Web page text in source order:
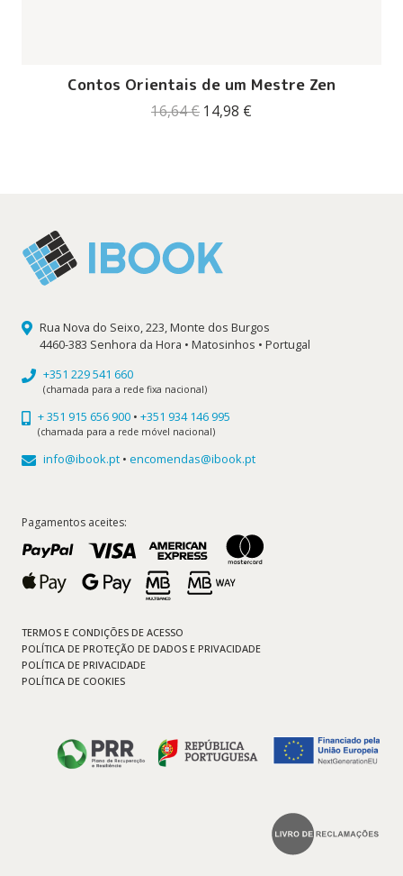
Contos Orientais de um Mestre Zen
16,64€ O
14,98 €
Rua Nova do Seixo, 223, Monte dos Burgos
4460-383 Senhora da Hora • Matosinhos • Portugal
+351 229 541 660
(chamada para a rede fixa nacional)
+ 351 915 656 900 • +351 934 146 995
(chamada para a rede móvel nacional)
info@ibook.pt • encomendas@ibook.pt
Pagamentos aceites:
TERMOS E CONDIÇÕES DE ACESSO
POLÍTICA DE PROTEÇÃO DE DADOS E PRIVACIDADE
POLÍTICA DE PRIVACIDADE
POLÍTICA DE COOKIES